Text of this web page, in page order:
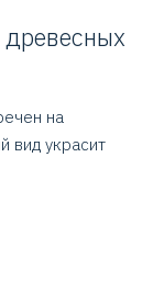
на
вид украсит